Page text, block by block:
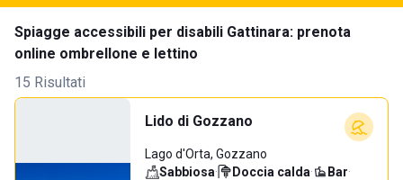
Spiagge accessibili per disabili Gattinara: prenota
online ombrellone e lettino
15 Risultati
Lido di Gozzano
Lago d'Orta, Gozzano
Sabbiosa· Doccia calda· Bar·